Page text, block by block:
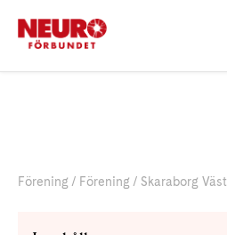
Förening Förening Skaraborg Väst